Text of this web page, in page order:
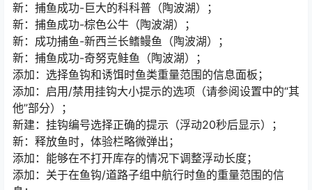
新：捕鱼成功-巨大的科科普（陶波湖）；
新：捕鱼成功-棕色公牛（陶波湖）；
新：成功捕鱼-新西兰长鳍鳗鱼（陶波湖）；
新：捕鱼成功-奇努克鲑鱼（陶波湖）；
添加：选择鱼钩和诱饵时鱼类重量范围的信息面板；
添加：启用/禁用挂钩大小提示的选项（请参阅设置中的“其
他”部分）；
新建：挂钩编号选择正确的提示（浮动20秒后显示）；
新：释放鱼时，体验栏略微弹出；
添加：能够在不打开库存的情况下调整浮动长度；
添加：关于在鱼钩/道路子组中航行时鱼的重量范围的信